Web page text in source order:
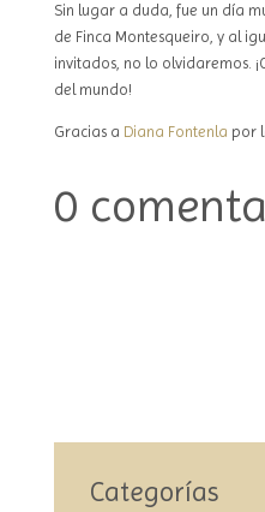
Sin lugar a duda, fue un día
de Finca Montesqueiro, y al
invitados, no lo olvidaremos.
del mundo!
Gracias a Diana Fontenla por
0
Categorías